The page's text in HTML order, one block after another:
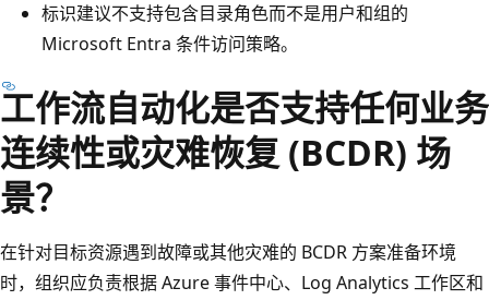
标识建议不支持包含目录角色而不是用户和组的
Microsoft Entra 条件访问策略。
工作流自动化是否支持任何业务
连续性或灾难恢复 (BCDR) 场
景？
在针对目标资源遇到故障或其他灾难的 BCDR 方案准备环境
时，组织应负责根据 Azure 事件中心、Log Analytics 工作区和